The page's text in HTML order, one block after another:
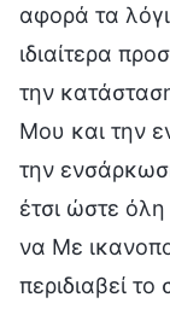
αφορά τα
ιδιαίτερα
την
Μου και την
την
έτσι ώστε
να Με
περιδιαβεί